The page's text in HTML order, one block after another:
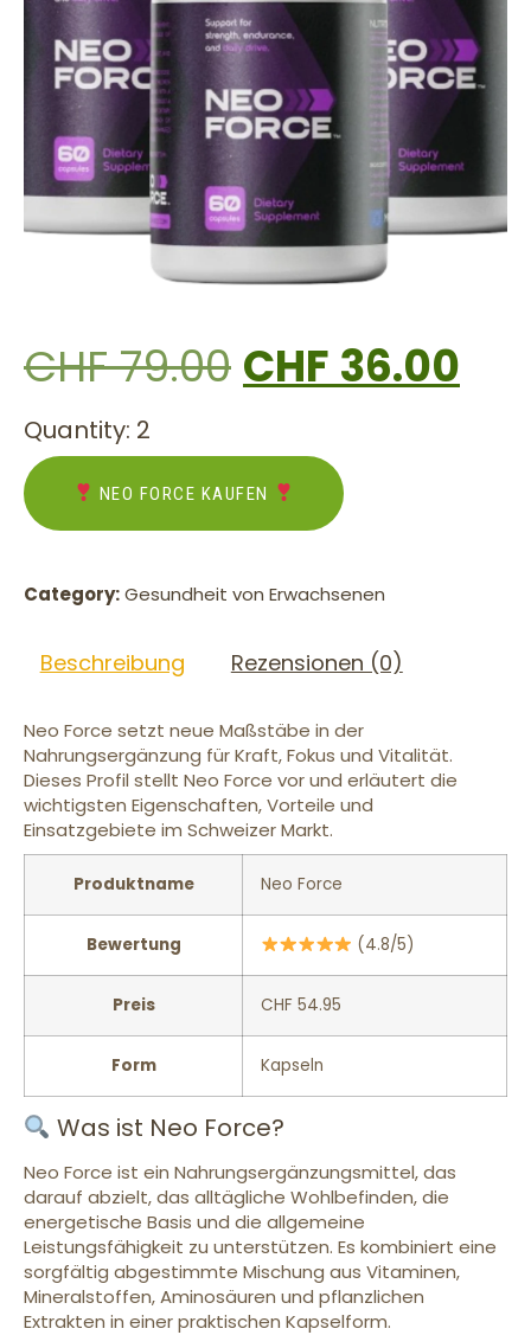
CHF79.00CHF36.00
Quantity: 2
NEO FORCE KAUFEN
Category:Gesundheit von Erwachsenen
Beschreibung Rezensionen (0)
Neo Force setzt neue Maßstäbe in der
Nahrungsergänzung für Kraft, Fokus und Vitalität.
Dieses Profil stellt Neo Force vor und erläutert die
wichtigsten Eigenschaften, Vorteile und
Einsatzgebiete im Schweizer Markt.
Produktname Neo Force
Bewertung (4.8/5)
Preis CHF 54.95
Form Kapseln
Was ist Neo Force?
Neo Force ist ein Nahrungsergänzungsmittel, das
darauf abzielt, das alltägliche Wohlbefinden, die
energetische Basis und die allgemeine
Leistungsfähigkeit zu unterstützen. Es kombiniert eine
sorgfältig abgestimmte Mischung aus Vitaminen,
Mineralstoffen, Aminosäuren und pflanzlichen
Extrakten in einer praktischen Kapselform.